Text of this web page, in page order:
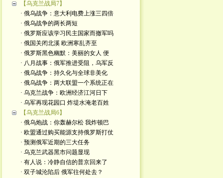
【乌克兰战局7】
· 俄乌战争：意大利电费上涨三四倍
· 俄乌战争的两长两短
· 俄罗斯应该学习民主国家而撤军吗
· 俄国关闭北溪 欧洲寒乱齐至
· 俄罗斯黑色幽默：美丽的女人 便
· 八月战事：俄军推进受阻，乌军反
· 俄乌战争：持久化与全球非美化
· 俄乌战争：两大联盟一个系统正在
· 乌克兰战争：欧洲经济江河日下
· 乌军再现花园口 炸堤水淹老百姓
【乌克兰战局6】
· 俄乌炮战：你轰赫尔松 我炸顿巴
· 欧盟通过购买能源支持俄罗斯打仗
· 预测俄军近期的三大任务
· 乌克兰武器黑市问题显现
· 有人说：冷静自信的普京回来了
· 双子城沦陷后 俄军往何处去？